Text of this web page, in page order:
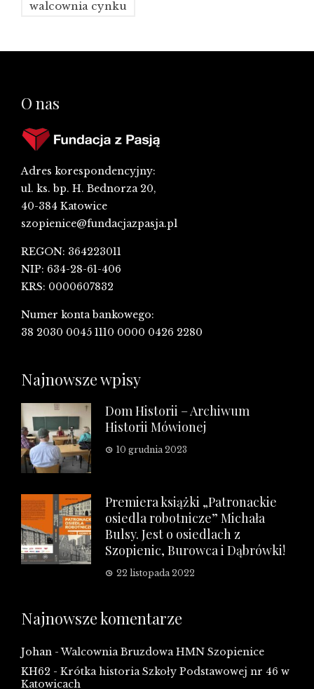
walcownia cynku
O nas
Adres korespondencyjny:
ul. ks. bp. H. Bednorza 20,
40-384 Katowice
szopienice@fundacjazpasja.pl
REGON: 364223011
NIP: 634-28-61-406
KRS: 0000607832
Numer konta bankowego:
38 2030 0045 1110 0000 0426 2280
Najnowsze wpisy
Dom Historii – Archiwum
Historii Mówionej
10 grudnia 2023
Premiera książki „Patronackie
osiedla robotnicze” Michała
Bulsy. Jest o osiedlach z
Szopienic, Burowca i Dąbrówki!
22 listopada 2022
Najnowsze komentarze
Johan -Walcownia Bruzdowa HMN Szopienice
KH62 - Krótka historia Szkoły Podstawowej nr 46 w
Katowicach